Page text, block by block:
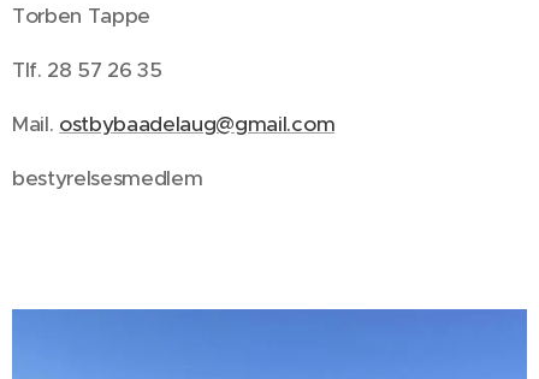
Torben Tappe
Tlf. 28 57 26 35
Mail. ostbybaadelaug@gmail.com
bestyrelsesmedlem